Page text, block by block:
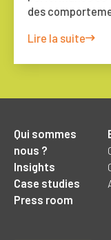
des
Lire la suite
Qui sommes
nous ?
Insights
Case studies
Press room